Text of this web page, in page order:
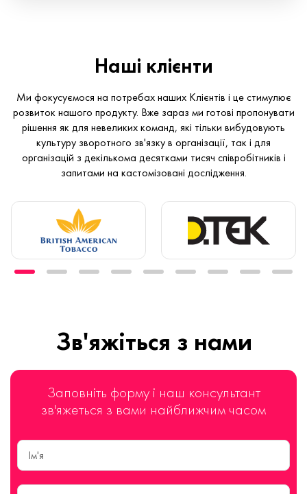
Наші клієнти
Ми фокусуємося на потребах наших Клієнтів і це стимулює
розвиток нашого продукту. Вже зараз ми готові пропонувати
рішення як для невеликих команд, які тільки вибудовують
культуру зворотного зв'язку в організації, так і для
організацій з декількома десятками тисяч співробітників і
запитами на кастомізовані дослідження.
Зв'яжіться з нами
Заповніть форму і наш консультант
зв'яжеться з вами найближчим часом